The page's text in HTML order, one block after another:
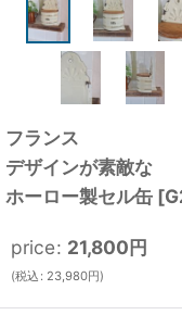
フランス
デザインが素敵な
ホーロー製セル缶 [
price: 21,800円
(税込 : 23,980円)